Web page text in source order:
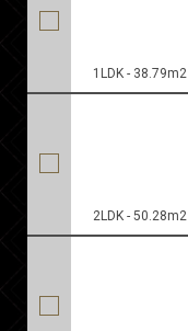
1LDK - 38.79m2
2LDK - 50.28m2